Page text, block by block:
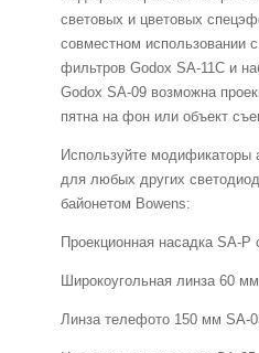
световых и цветовых
совместном использовании
фильтров Godox SA-11C и
Godox SA-09 возможна
пятна на фон или объект
Используйте модификаторы
для любых других
байонетом Bowens:
Проекционная насадка SA-
Широкоугольная линза 60
Линза телефото 150 мм SA-